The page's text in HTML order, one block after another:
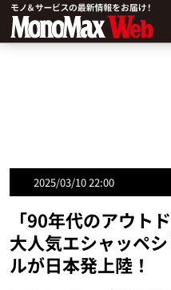
2025/03/10 22:00
「90年代のアウト
大人気エシャッペ
ルが日本発上陸！